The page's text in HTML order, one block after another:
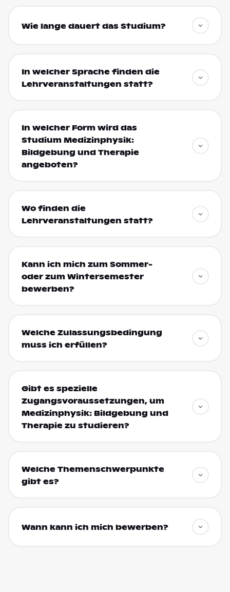
Wie lange dauert das Studium?
In welcher Sprache finden die
Lehrveranstaltungen statt?
In welcher Form wird das
Studium Medizinphysik:
Bildgebung und Therapie
angeboten?
Wo finden die
Lehrveranstaltungen statt?
Kann ich mich zum Sommer-
oder zum Wintersemester
bewerben?
Welche Zulassungsbedingung
muss ich erfüllen?
Gibt es spezielle
Zugangsvoraussetzungen, um
Medizinphysik: Bildgebung und
Therapie zu studieren?
Welche Themenschwerpunkte
gibt es?
Wann kann ich mich bewerben?